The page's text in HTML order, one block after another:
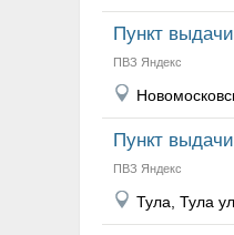
Пункт
ПВЗ Яндекс
Пункт
ПВЗ Яндекс
Тула, Тула